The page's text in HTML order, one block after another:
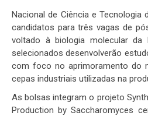
Nacional de Ciência e Tecnologia
candidatos para três vagas de
voltado à biologia molecular da
selecionados desenvolverão
com foco no aprimoramento do
cepas industriais utilizadas na
As bolsas integram o projeto
Production by Saccharomyces